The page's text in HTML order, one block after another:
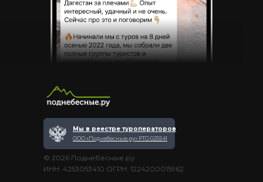
© 2026 Поднебесные.ру
Мы в реестре туроператоров
ООО «Поднебесные.ру» РТО 025541
ИНН: 4253053410 ОГРН: 1224200015962